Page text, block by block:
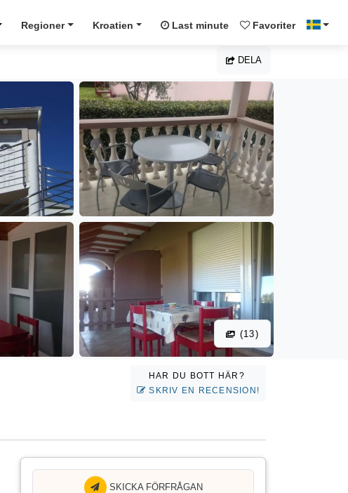
Regioner Kroatien Last minute Favoriter
DELA
(13)
HAR DU BOTT HÄR?
SKRIV EN RECENSION!
SKICKA FÖRFRÅGAN